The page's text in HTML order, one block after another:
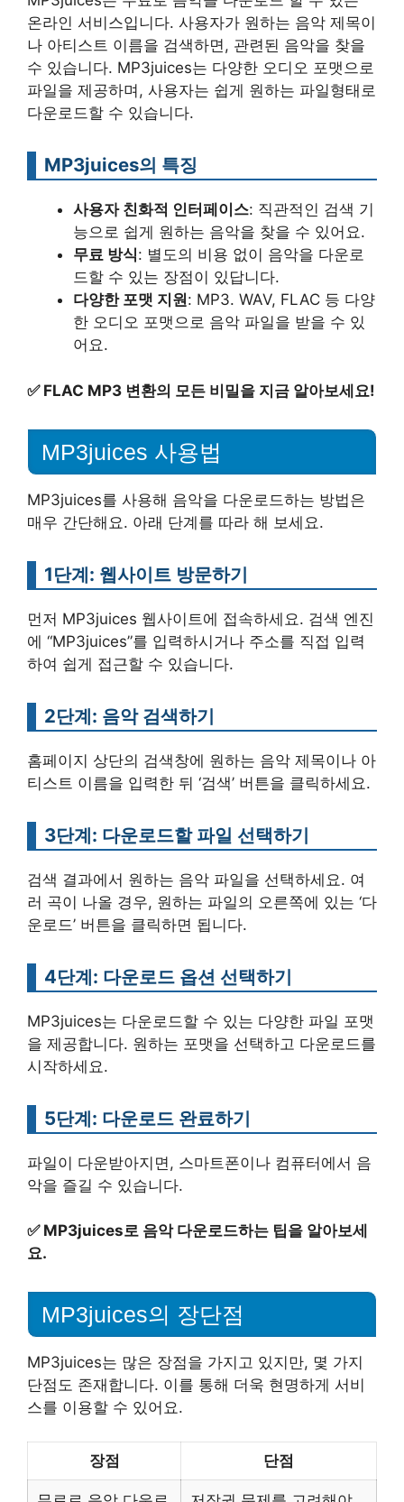
온라인 서비스입니다. 사용자가 원하는 음악 제목이
나 아티스트 이름을 검색하면, 관련된 음악을 찾을
수 있습니다. MP3juices는 다양한 오디오 포맷으로
파일을 제공하며, 사용자는 쉽게 원하는 파일형태로
다운로드할 수 있습니다.
MP3juices의 특징
사용자 친화적 인터페이스: 직관적인 검색 기
능으로 쉽게 원하는 음악을 찾을 수 있어요.
무료 방식: 별도의 비용 없이 음악을 다운로
드할 수 있는 장점이 있답니다.
다양한 포맷 지원: MP3. WAV, FLAC 등 다양
한 오디오 포맷으로 음악 파일을 받을 수 있
어요.
✅ FLAC MP3 변환의 모든 비밀을 지금 알아보세요!
MP3juices 사용법
MP3juices를 사용해 음악을 다운로드하는 방법은
매우 간단해요. 아래 단계를 따라 해 보세요.
1단계: 웹사이트 방문하기
먼저 MP3juices 웹사이트에 접속하세요. 검색 엔진
에 “MP3juices”를 입력하시거나 주소를 직접 입력
하여 쉽게 접근할 수 있습니다.
2단계: 음악 검색하기
홈페이지 상단의 검색창에 원하는 음악 제목이나 아
티스트 이름을 입력한 뒤 ‘검색’ 버튼을 클릭하세요.
3단계: 다운로드할 파일 선택하기
검색 결과에서 원하는 음악 파일을 선택하세요. 여
러 곡이 나올 경우, 원하는 파일의 오른쪽에 있는 ‘다
운로드’ 버튼을 클릭하면 됩니다.
4단계: 다운로드 옵션 선택하기
MP3juices는 다운로드할 수 있는 다양한 파일 포맷
을 제공합니다. 원하는 포맷을 선택하고 다운로드를
시작하세요.
5단계: 다운로드 완료하기
파일이 다운받아지면, 스마트폰이나 컴퓨터에서 음
악을 즐길 수 있습니다.
✅ MP3juices로 음악 다운로드하는 팁을 알아보세
요.
MP3juices의 장단점
MP3juices는 많은 장점을 가지고 있지만, 몇 가지
단점도 존재합니다. 이를 통해 더욱 현명하게 서비
스를 이용할 수 있어요.
장점 단점